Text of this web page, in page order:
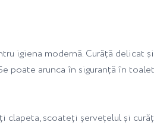
igiena modernă. Curăță
poate arunca în siguranță în
scoateți șervețelul și